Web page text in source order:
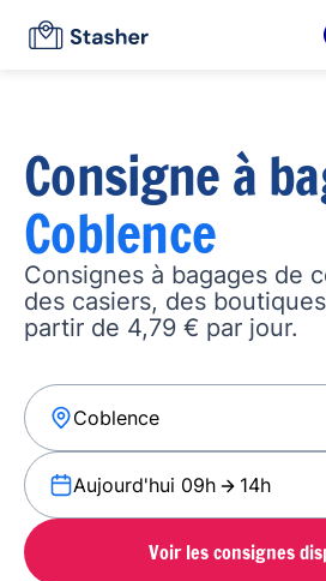
Consigne à
Coblence
Consignes à bagages de
des casiers, des
partir de 4,79 € par jour.
Aujourd'hui 09h 14h
Voir les consignes